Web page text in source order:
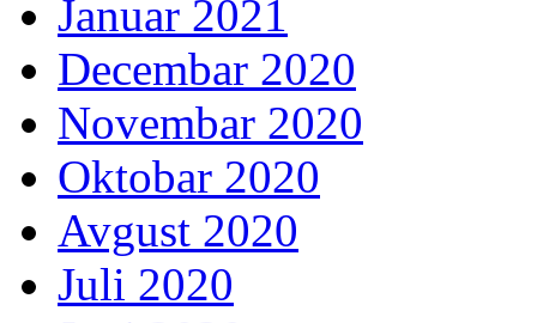
Januar 2021
Decembar 2020
Novembar 2020
Oktobar 2020
Avgust 2020
Juli 2020